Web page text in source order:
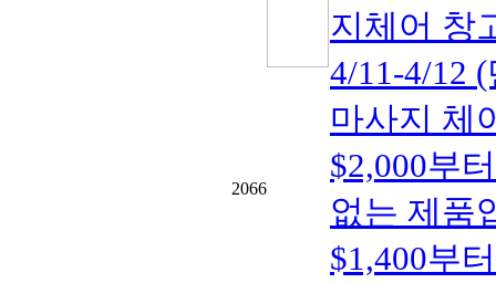
2066
지체어 창
4/11-4/12
마사지 체
$2,000부
없는 제품
$1,400부